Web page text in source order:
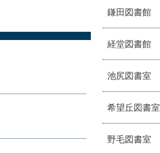
鎌田図書館
経堂図書館
池尻図書室
希望丘図書室
野毛図書室